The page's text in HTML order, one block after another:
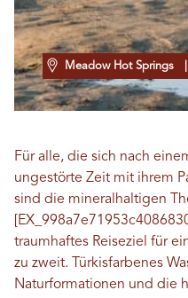
Meadow Hot Springs |
Für alle, die sich nach
ungestörte Zeit mit ihrem
sind die mineralhaltigen
traumhaftes Reiseziel für
zu zweit. Türkisfarbenes
Naturformationen und die